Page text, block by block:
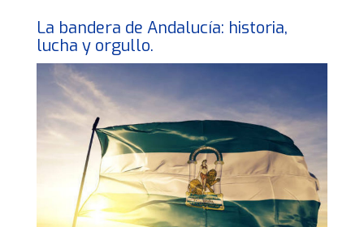
La bandera de Andalucía: historia,
lucha y orgullo.